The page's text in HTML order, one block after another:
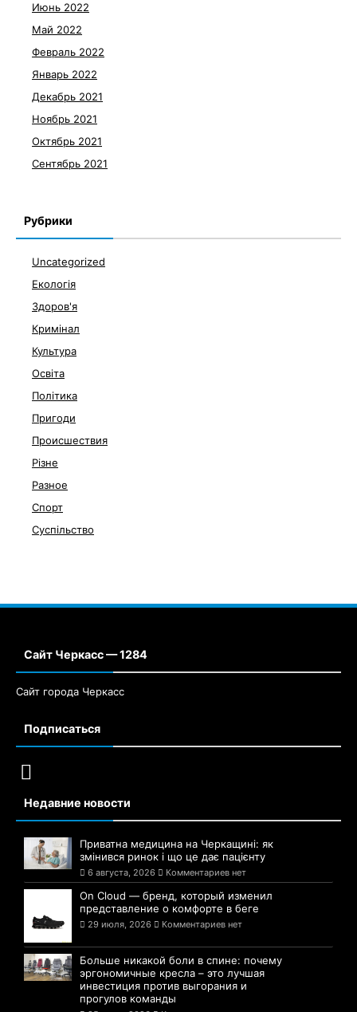
Июнь 2022
Май 2022
Февраль 2022
Январь 2022
Декабрь 2021
Ноябрь 2021
Октябрь 2021
Сентябрь 2021
Рубрики
Uncategorized
Екологія
Здоров'я
Кримінал
Культура
Освіта
Політика
Пригоди
Происшествия
Різне
Разное
Спорт
Суспільство
Сайт Черкасс — 1284
Сайт города Черкасс
Подписаться
Недавние новости
Приватна медицина на Черкащині: як
змінився ринок і що це дає пацієнту
6 августа, 2026 Комментариев нет
On Cloud — бренд, который изменил
представление о комфорте в беге
29 июля, 2026 Комментариев нет
Больше никакой боли в спине: почему
эргономичные кресла – это лучшая
инвестиция против выгорания и
прогулов команды